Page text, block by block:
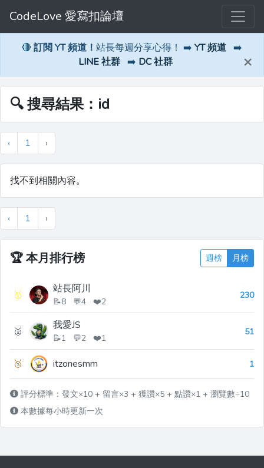
CodeLove 愛寫扣論壇
🔴 訂閱 YT 頻道！ 站長每週分享心得！ ➡️ YT 頻道 ➡️
LINE 社群 ➡️ DC 社群 ×
🔍 搜尋結果：id
‹ 1 ›
找不到相關內容。
‹ 1 ›
🏆本月排行榜 週榜 月榜
🥇 站長阿川
📝8 💬4 ❤️2
230
🥈 我愛JS
📝1 💬2 ❤️1
51
🥉 itzonesmm 1
評分標準：發文×10 + 留言×3 + 獲讚×5 + 點讚×1 + 瀏覽數÷10
本數據每小時更新一次